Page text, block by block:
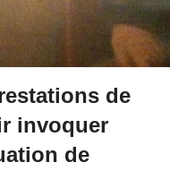
de
invoquer
de